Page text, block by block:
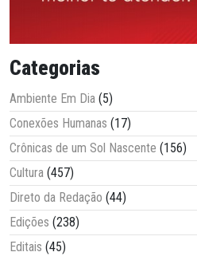
Categorias
Ambiente Em Dia (5)
Conexões Humanas (17)
Crônicas de um Sol Nascente (156)
Cultura (457)
Direto da Redação (44)
Edições (238)
Editais (45)